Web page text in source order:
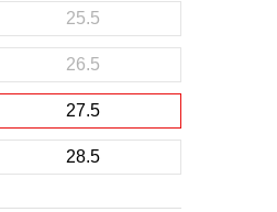
25.5
26.5
27.5
28.5